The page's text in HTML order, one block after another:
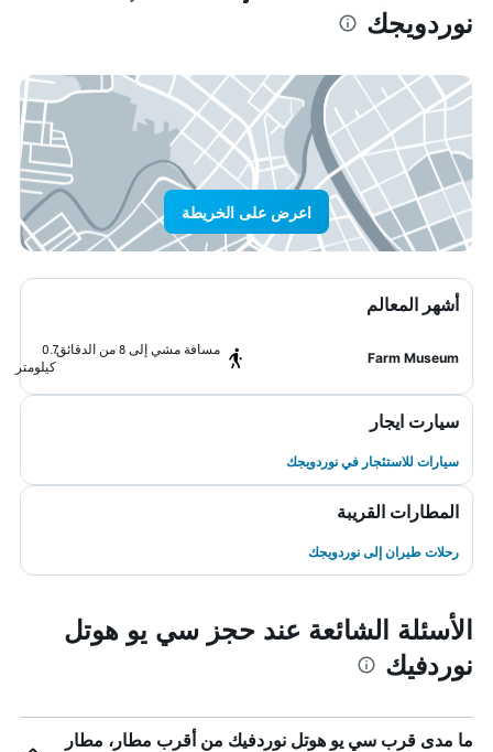
نوردويجك
اعرض على الخريطة
أشهر المعالم
Farm Museum
مسافة مشي إلى 8 من الدقائق
0.7
كيلومتر
سيارت ايجار
سيارات للاستئجار في نوردويجك
المطارات القريبة
رحلات طيران إلى نوردويجك
الأسئلة الشائعة عند حجز سي يو هوتل
نوردفيك
ما مدى قرب سي يو هوتل نوردفيك من أقرب مطار، مطار